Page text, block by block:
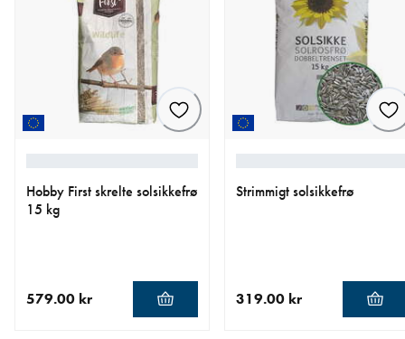
Hobby First skrelte solsikkefrø
15 kg
579.00 kr
Strimmigt solsikkefrø
319.00 kr